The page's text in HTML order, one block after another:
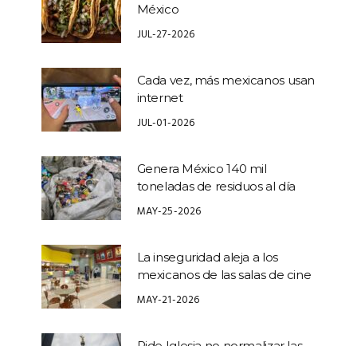
México
JUL-27-2026
Cada vez, más mexicanos usan
internet
JUL-01-2026
Genera México 140 mil
toneladas de residuos al día
MAY-25-2026
La inseguridad aleja a los
mexicanos de las salas de cine
MAY-21-2026